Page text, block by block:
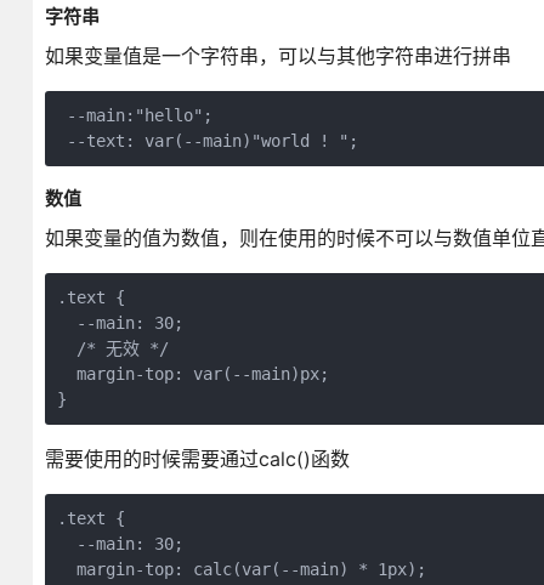
字符串
如果变量值是一个字符串，可以与其他字符串进行拼串
--main:"hello";
--text: var(--main)"world ! ";
数值
如果变量的值为数值，则在使用的时候不可以与数值单位
.text {
  --main: 30;
  /* 无效 */
  margin-top: var(--main)px;
}
需要使用的时候需要通过calc()函数
.text {
  --main: 30;
  margin-top: calc(var(--main) * 1px);